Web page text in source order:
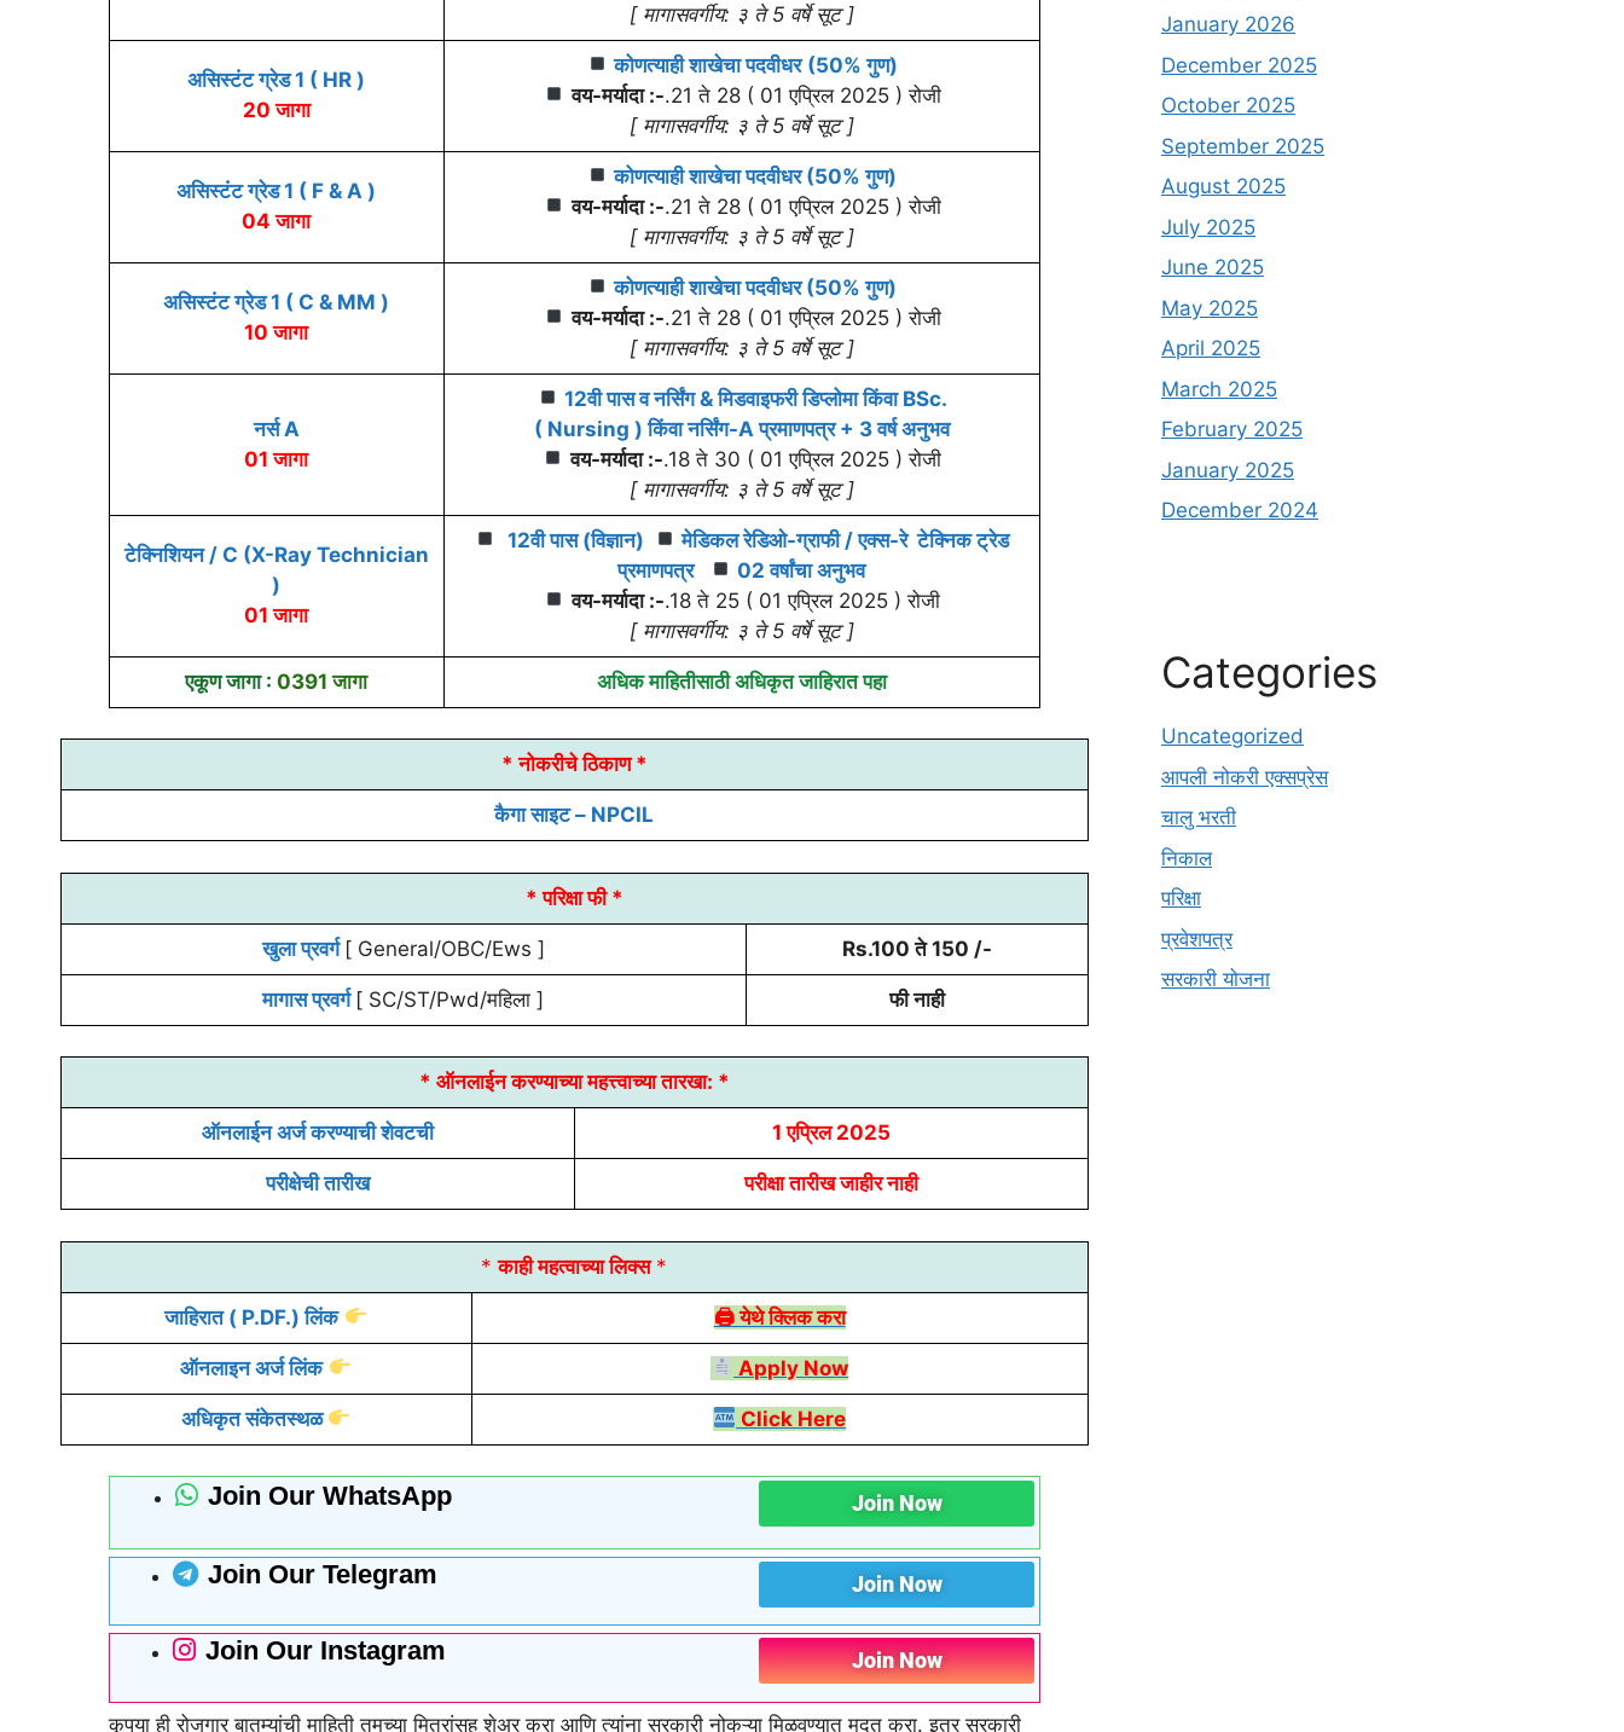
[ मागासवर्गीय: ३ ते 5 वर्षे सूट ]
असिस्टंट ग्रेड 1 ( HR )
20 जागा
कोणत्याही शाखेचा पदवीधर (50% गुण)
वय-मर्यादा :-.21 ते 28 ( 01 एप्रिल 2025 ) रोजी
[ मागासवर्गीय: ३ ते 5 वर्षे सूट ]
असिस्टंट ग्रेड 1 ( F & A )
04 जागा
कोणत्याही शाखेचा पदवीधर (50% गुण)
वय-मर्यादा :-.21 ते 28 ( 01 एप्रिल 2025 ) रोजी
[ मागासवर्गीय: ३ ते 5 वर्षे सूट ]
असिस्टंट ग्रेड 1 ( C & MM )
10 जागा
कोणत्याही शाखेचा पदवीधर (50% गुण)
वय-मर्यादा :-.21 ते 28 ( 01 एप्रिल 2025 ) रोजी
[ मागासवर्गीय: ३ ते 5 वर्षे सूट ]
नर्स A
01 जागा
12वी पास व नर्सिंग & मिडवाइफरी डिप्लोमा किंवा BSc.
( Nursing ) किंवा नर्सिंग-A प्रमाणपत्र + 3 वर्ष अनुभव
वय-मर्यादा :-.18 ते 30 ( 01 एप्रिल 2025 ) रोजी
[ मागासवर्गीय: ३ ते 5 वर्षे सूट ]
टेक्निशियन / C (X-Ray Technician
)
01 जागा
12वी पास(विज्ञान)
मेडिकल रेडिओ-ग्राफी / एक्स-रे टेक्निक ट्रेड
प्रमाणपत्र
02 वर्षांचा अनुभव
वय-मर्यादा :-.18 ते 25 ( 01 एप्रिल 2025 ) रोजी
[ मागासवर्गीय: ३ ते 5 वर्षे सूट ]
एकूण जागा : 0391 जागा अधिक माहितीसाठी अधिकृत जाहिरात पहा
* नोकरीचे ठिकाण *
कैगा साइट – NPCIL
* परिक्षा फी *
खुला प्रवर्ग [ General/OBC/Ews ] Rs.100 ते 150 /-
मागास प्रवर्ग [ SC/ST/Pwd/महिला ] फी नाही
* ऑनलाईन करण्याच्यामहत्त्वाच्या तारखा: *
ऑनलाईन अर्ज करण्याची शेवटची 1 एप्रिल 2025
परीक्षेची तारीख परीक्षा तारीख जाहीर नाही
*काही महत्वाच्या लिक्स*
जाहिरात ( P.DF.) लिंक 🖨 येथे क्लिक करा
ऑनलाइनअर्जलिंक Apply Now
अधिकृत संकेतस्थळ Click Here
Join Our WhatsApp Join Now
Join Our Telegram Join Now
Join Our Instagram Join Now
कृपया ही रोजगार बातम्यांची माहिती तुमच्या मित्रांसह शेअर करा आणि त्यांना सरकारी नोकऱ्या मिळवण्यात मदत करा. इतर सरकारी
January 2026
December 2025
October 2025
September 2025
August 2025
July 2025
June 2025
May 2025
April 2025
March 2025
February 2025
January 2025
December 2024
Categories
Uncategorized
आपली नोकरी एक्सप्रेस
चालु भरती
निकाल
परिक्षा
प्रवेशपत्र
सरकारी योजना